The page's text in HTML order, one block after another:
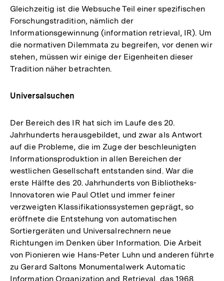
Gleichzeitig ist die Websuche Teil einer spezifischen
Forschungstradition, nämlich der
Informationsgewinnung (information retrieval, IR). Um
die normativen Dilemmata zu begreifen, vor denen wir
stehen, müssen wir einige der Eigenheiten dieser
Tradition näher betrachten.
Universalsuchen
Der Bereich des IR hat sich im Laufe des 20.
Jahrhunderts herausgebildet, und zwar als Antwort
auf die Probleme, die im Zuge der beschleunigten
Informationsproduktion in allen Bereichen der
westlichen Gesellschaft entstanden sind. War die
erste Hälfte des 20. Jahrhunderts von Bibliotheks-
Innovatoren wie Paul Otlet und immer feiner
verzweigten Klassifikationssystemen geprägt, so
eröffnete die Entstehung von automatischen
Sortiergeräten und Universalrechnern neue
Richtungen im Denken über Information. Die Arbeit
von Pionieren wie Hans-Peter Luhn und anderen führte
zu Gerard Saltons Monumentalwerk Automatic
Information Organization and Retrieval, das 1968